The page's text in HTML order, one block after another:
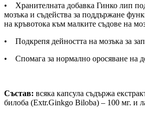
• Хранителната добавка Гинко лип
мозъка и съдейства за поддържане
на кръвотока към малките съдове на
• Подкрепя дейността на мозъка за
• Спомага за нормално оросяване на
Състав: всяка капсула съдържа
билоба (Extr.Ginkgo Biloba) – 100 мг. и